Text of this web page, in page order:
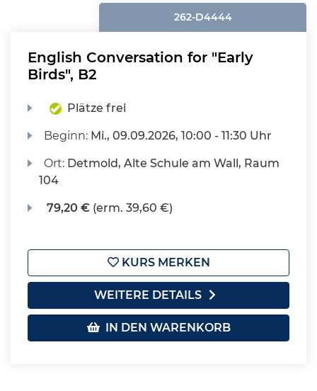
262-D4444
English Conversation for "Early
Birds", B2
Plätze frei
Beginn: Mi., 09.09.2026, 10:00 - 11:30 Uhr
Ort: Detmold, Alte Schule am Wall, Raum
104
79,20 € (erm. 39,60 €)
KURS MERKEN
WEITERE DETAILS
IN DEN WARENKORB